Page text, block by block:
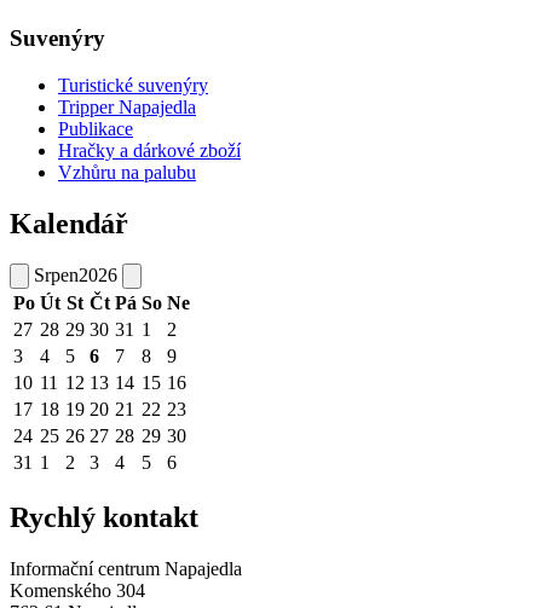
Suvenýry
Turistické suvenýry
Tripper Napajedla
Publikace
Hračky a dárkové zboží
Vzhůru na palubu
Kalendář
Srpen2026
Po Út St Čt Pá So Ne
27 28 29 30 31 1
2
3
4 5 6 7 8
9
10 11 12 13 14 15 16
17 18 19 20 21 22 23
24 25 26 27 28 29 30
31 1 2 3 4 5 6
Rychlý kontakt
Informační centrum Napajedla
Komenského 304